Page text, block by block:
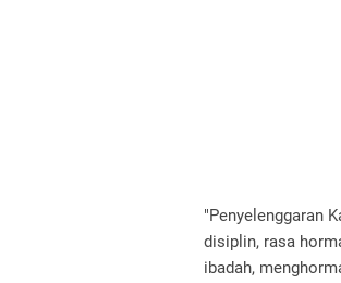
"Penyelenggaran
disiplin, rasa
ibadah,